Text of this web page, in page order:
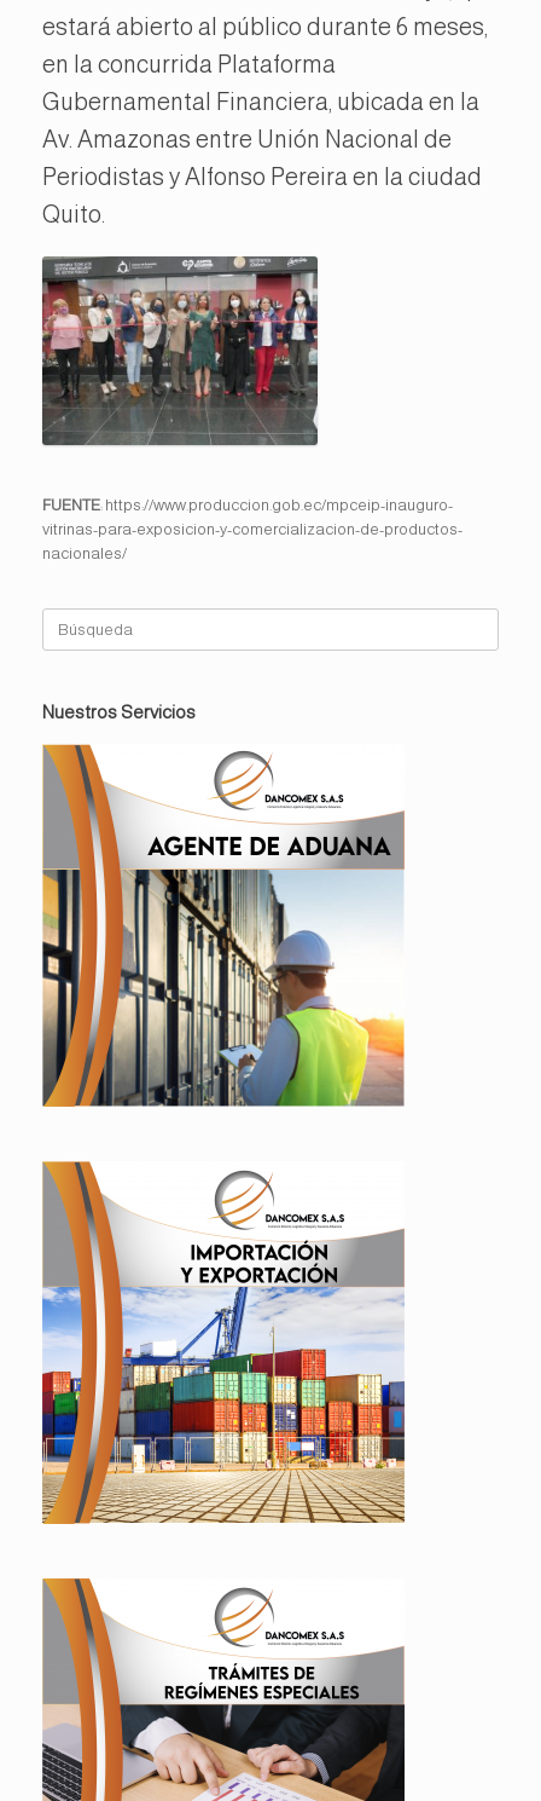
estará abierto al público durante 6 meses,
en la concurrida Plataforma
Gubernamental Financiera, ubicada en la
Av. Amazonas entre Unión Nacional de
Periodistas y Alfonso Pereira en la ciudad
Quito.
FUENTE: https://www.produccion.gob.ec/mpceip-inauguro-
vitrinas-para-exposicion-y-comercializacion-de-productos-
nacionales/
Nuestros Servicios